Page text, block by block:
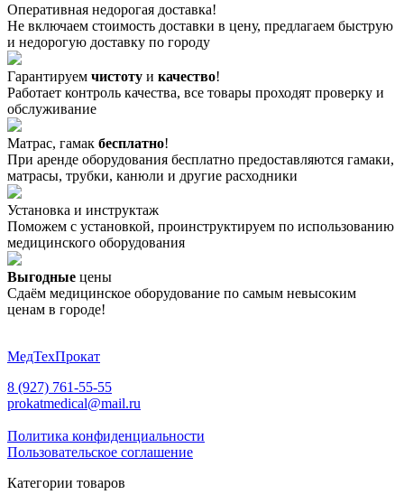
Оперативная недорогая доставка!
Не включаем стоимость доставки в цену, предлагаем быструю
и недорогую доставку по городу
Гарантируем чистоту и качество!
Работает контроль качества, все товары проходят проверку и
обслуживание
Матрас, гамак бесплатно!
При аренде оборудования бесплатно предоставляются гамаки,
матрасы, трубки, канюли и другие расходники
Установка и инструктаж
Поможем с установкой, проинструктируем по использованию
медицинского оборудования
Выгодные цены
Сдаём медицинское оборудование по самым невысоким
ценам в городе!
МедТехПрокат
8 (927) 761-55-55
prokatmedical@mail.ru
Политика конфиденциальности
Пользовательское соглашение
Категории товаров